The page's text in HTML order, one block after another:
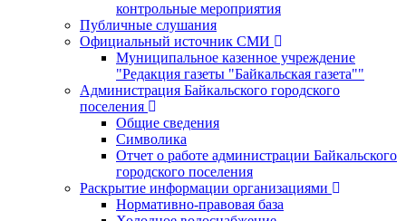
контрольные мероприятия
Публичные слушания
Официальный источник СМИ
Муниципальное казенное учреждение
"Редакция газеты "Байкальская газета""
Администрация Байкальского городского
поселения
Общие сведения
Символика
Отчет о работе администрации Байкальского
городского поселения
Раскрытие информации организациями
Нормативно-правовая база